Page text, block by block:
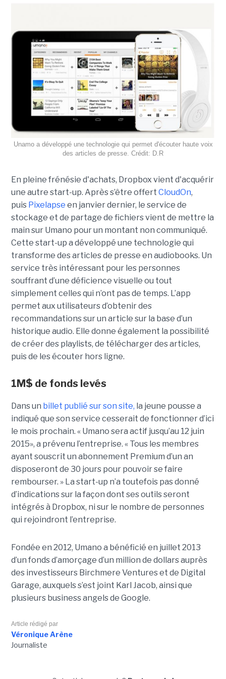
Unamo a développé une technologie qui permet d'écouter haute voix
des articles de presse. Crédit: D.R
En pleine frénésie d'achats, Dropbox vient d'acquérir
une autre start-up. Après s’être offert CloudOn,
puis Pixelapse en janvier dernier, le service de
stockage et de partage de fichiers vient de mettre la
main sur Umano pour un montant non communiqué.
Cette start-up a développé une technologie qui
transforme des articles de presse en audiobooks. Un
service très intéressant pour les personnes
souffrant d’une déficience visuelle ou tout
simplement celles qui n’ont pas de temps. L’app
permet aux utilisateurs d’obtenir des
recommandations sur un article sur la base d’un
historique audio. Elle donne également la possibilité
de créer des playlists, de télécharger des articles,
puis de les écouter hors ligne.
1M$ de fonds levés
Dans un billet publié sur son site, la jeune pousse a
indiqué que son service cesserait de fonctionner d’ici
le mois prochain. « Umano sera actif jusqu’au 12 juin
2015», a prévenu l’entreprise. « Tous les membres
ayant souscrit un abonnement Premium d’un an
disposeront de 30 jours pour pouvoir se faire
rembourser. » La start-up n’a toutefois pas donné
d’indications sur la façon dont ses outils seront
intégrés à Dropbox, ni sur le nombre de personnes
qui rejoindront l’entreprise.
Fondée en 2012, Umano a bénéficié en juillet 2013
d’un fonds d’amorçage d’un million de dollars auprès
des investisseurs Birchmere Ventures et de Digital
Garage, auxquels s’est joint Karl Jacob, ainsi que
plusieurs business angels de Google.
Article rédigé par
Véronique Arène
Journaliste